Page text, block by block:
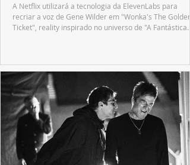
A Netflix utilizará a tecnologia da ElevenLabs para
recriar a voz de Gene Wilder em "Wonka's The Golden
Ticket", reality inspirado no universo de "A Fantástica